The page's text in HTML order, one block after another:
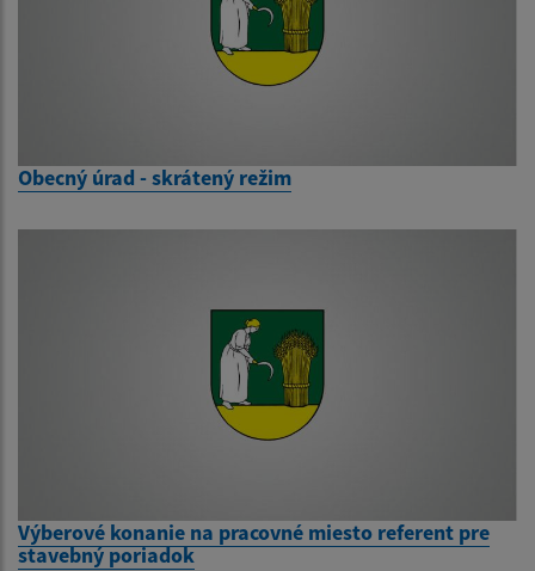
Obecný úrad - skrátený režim
Výberové konanie na pracovné miesto referent pre
stavebný poriadok